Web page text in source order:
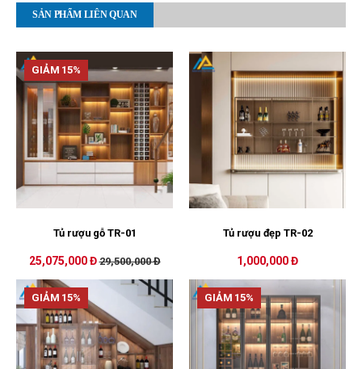
SẢN PHẨM LIÊN QUAN
GIẢM 15%
Tủ rượu gỗ TR-01
25,075,000 Đ 29,500,000 Đ
Tủ rượu đẹp TR-02
1,000,000 Đ
GIẢM 15% GIẢM 15%